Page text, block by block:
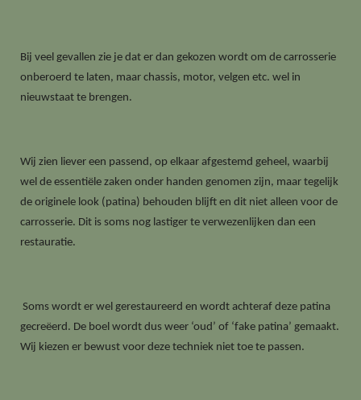
Bij veel gevallen zie je dat er dan gekozen wordt om de carrosserie
onberoerd te laten, maar chassis, motor, velgen etc. wel in
nieuwstaat te brengen.
Wij zien liever een passend, op elkaar afgestemd geheel, waarbij
wel de essentiële zaken onder handen genomen zijn, maar tegelijk
de originele look (patina) behouden blijft en dit niet alleen voor de
carrosserie. Dit is soms nog lastiger te verwezenlijken dan een
restauratie.
Soms wordt er wel gerestaureerd en wordt achteraf deze patina
gecreëerd. De boel wordt dus weer ‘oud’ of ‘fake patina’ gemaakt.
Wij kiezen er bewust voor deze techniek niet toe te passen.